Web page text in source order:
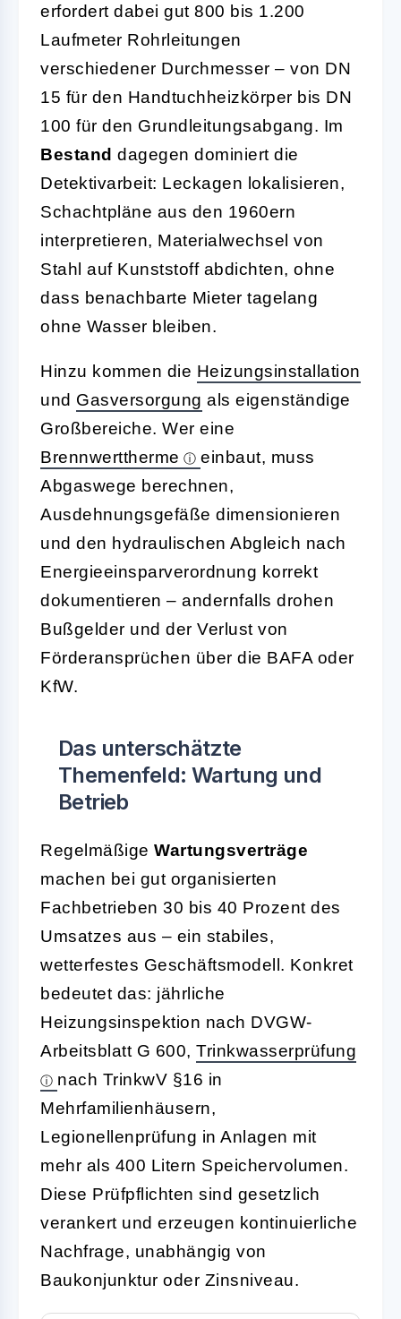
erfordert dabei gut 800 bis 1.200
Laufmeter Rohrleitungen
verschiedener Durchmesser – von DN
15 für den Handtuchheizkörper bis DN
100 für den Grundleitungsabgang. Im
Bestand dagegen dominiert die
Detektivarbeit: Leckagen lokalisieren,
Schachtpläne aus den 1960ern
interpretieren, Materialwechsel von
Stahl auf Kunststoff abdichten, ohne
dass benachbarte Mieter tagelang
ohne Wasser bleiben.
Hinzu kommen die Heizungsinstallation
und Gasversorgung als eigenständige
Großbereiche. Wer eine
Brennwerttherme
einbaut, muss
Abgaswege berechnen,
Ausdehnungsgefäße dimensionieren
und den hydraulischen Abgleich nach
Energieeinsparverordnung korrekt
dokumentieren – andernfalls drohen
Bußgelder und der Verlust von
Förderansprüchen über die BAFA oder
KfW.
Das unterschätzte
Themenfeld: Wartung und
Betrieb
Regelmäßige Wartungsverträge
machen bei gut organisierten
Fachbetrieben 30 bis 40 Prozent des
Umsatzes aus – ein stabiles,
wetterfestes Geschäftsmodell. Konkret
bedeutet das: jährliche
Heizungsinspektion nach DVGW-
Arbeitsblatt G 600, Trinkwasserprüfung
nach TrinkwV §16 in
Mehrfamilienhäusern,
Legionellenprüfung in Anlagen mit
mehr als 400 Litern Speichervolumen.
Diese Prüfpflichten sind gesetzlich
verankert und erzeugen kontinuierliche
Nachfrage, unabhängig von
Baukonjunktur oder Zinsniveau.